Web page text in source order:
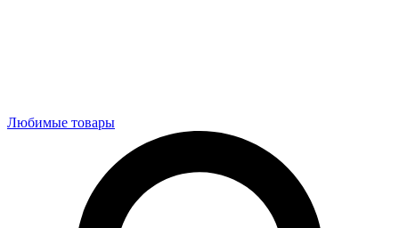
Любимые товары